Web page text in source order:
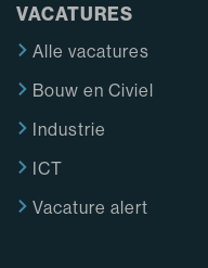
VACATURES
Alle vacatures
Bouw en Civiel
Industrie
ICT
Vacature alert